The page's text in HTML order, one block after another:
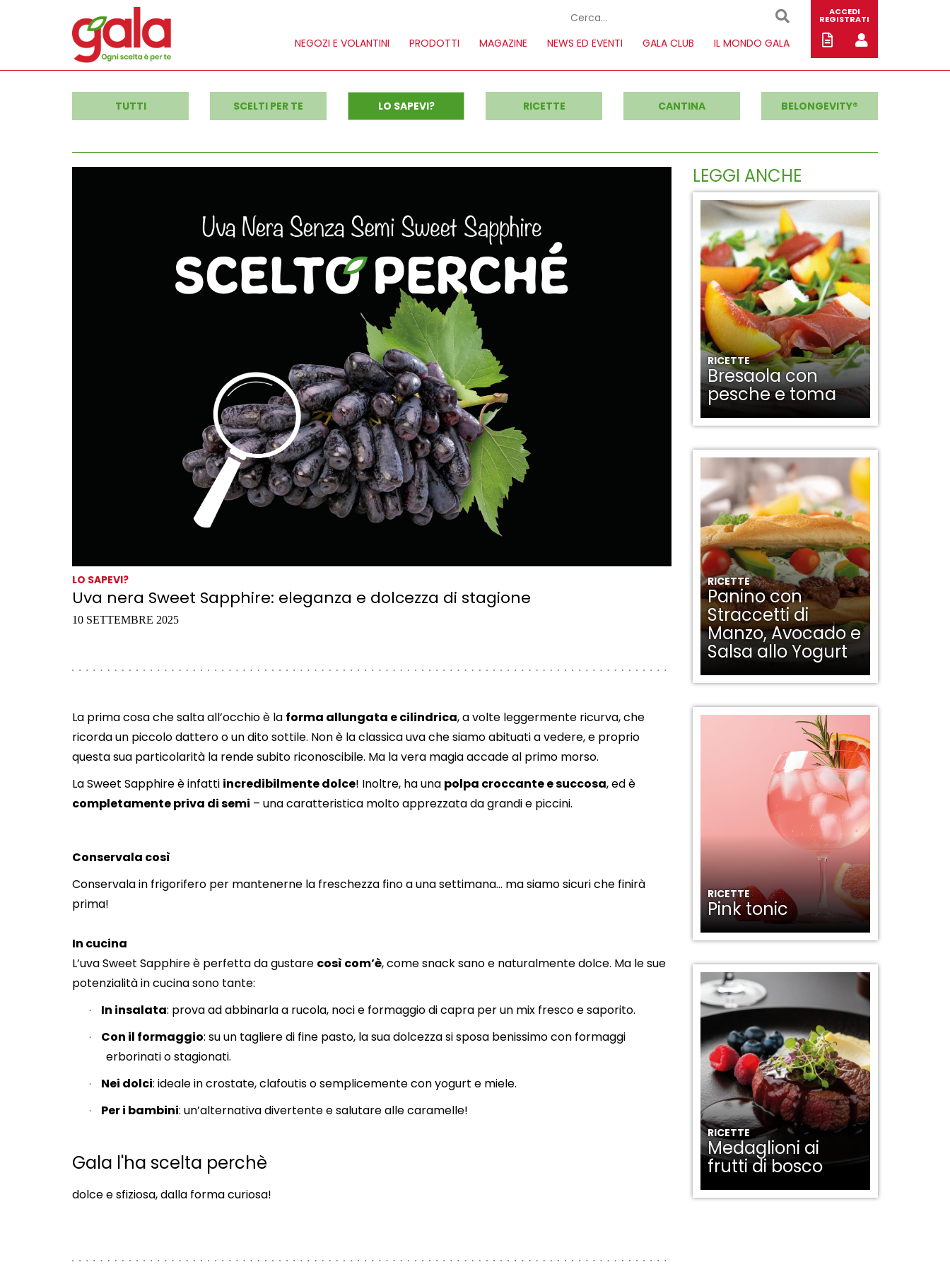
NEGOZI E VOLANTINI PRODOTTI MAGAZINE NEWS ED EVENTI GALA CLUB IL MONDO GALA
ACCEDI
REGISTRATI
TUTTI SCELTI PER TE LO SAPEVI? RICETTE CANTINA BELONGEVITY®
LO SAPEVI?
Uva nera Sweet Sapphire: eleganza e dolcezza di stagione
10 SETTEMBRE 2025
La prima cosa che salta all’occhio è la forma allungata e cilindrica, a volte leggermente ricurva, che
ricorda un piccolo dattero o un dito sottile. Non è la classica uva che siamo abituati a vedere, e proprio
questa sua particolarità la rende subito riconoscibile. Ma la vera magia accade al primo morso.
La Sweet Sapphire è infatti incredibilmente dolce! Inoltre, ha una polpa croccante e succosa, ed è
completamente priva di semi – una caratteristica molto apprezzata da grandi e piccini.
Conservala così
Conservala in frigorifero per mantenerne la freschezza fino a una settimana… ma siamo sicuri che finirà
prima!
In cucina
L’uva Sweet Sapphire è perfetta da gustare così com’è, come snack sano e naturalmente dolce. Ma le sue
potenzialità in cucina sono tante:
· In insalata: prova ad abbinarla a rucola, noci e formaggio di capra per un mix fresco e saporito.
· Con il formaggio: su un tagliere di fine pasto, la sua dolcezza si sposa benissimo con formaggi
erborinati o stagionati.
· Nei dolci: ideale in crostate, clafoutis o semplicemente con yogurt e miele.
· Per i bambini: un’alternativa divertente e salutare alle caramelle!
Gala l'ha scelta perchè
dolce e sfiziosa, dalla forma curiosa!
LEGGI ANCHE
RICETTE
Bresaola con
pesche e toma
RICETTE
Panino con
Straccetti di
Manzo, Avocado e
Salsa allo Yogurt
RICETTE
Pink tonic
RICETTE
Medaglioni ai
frutti di bosco